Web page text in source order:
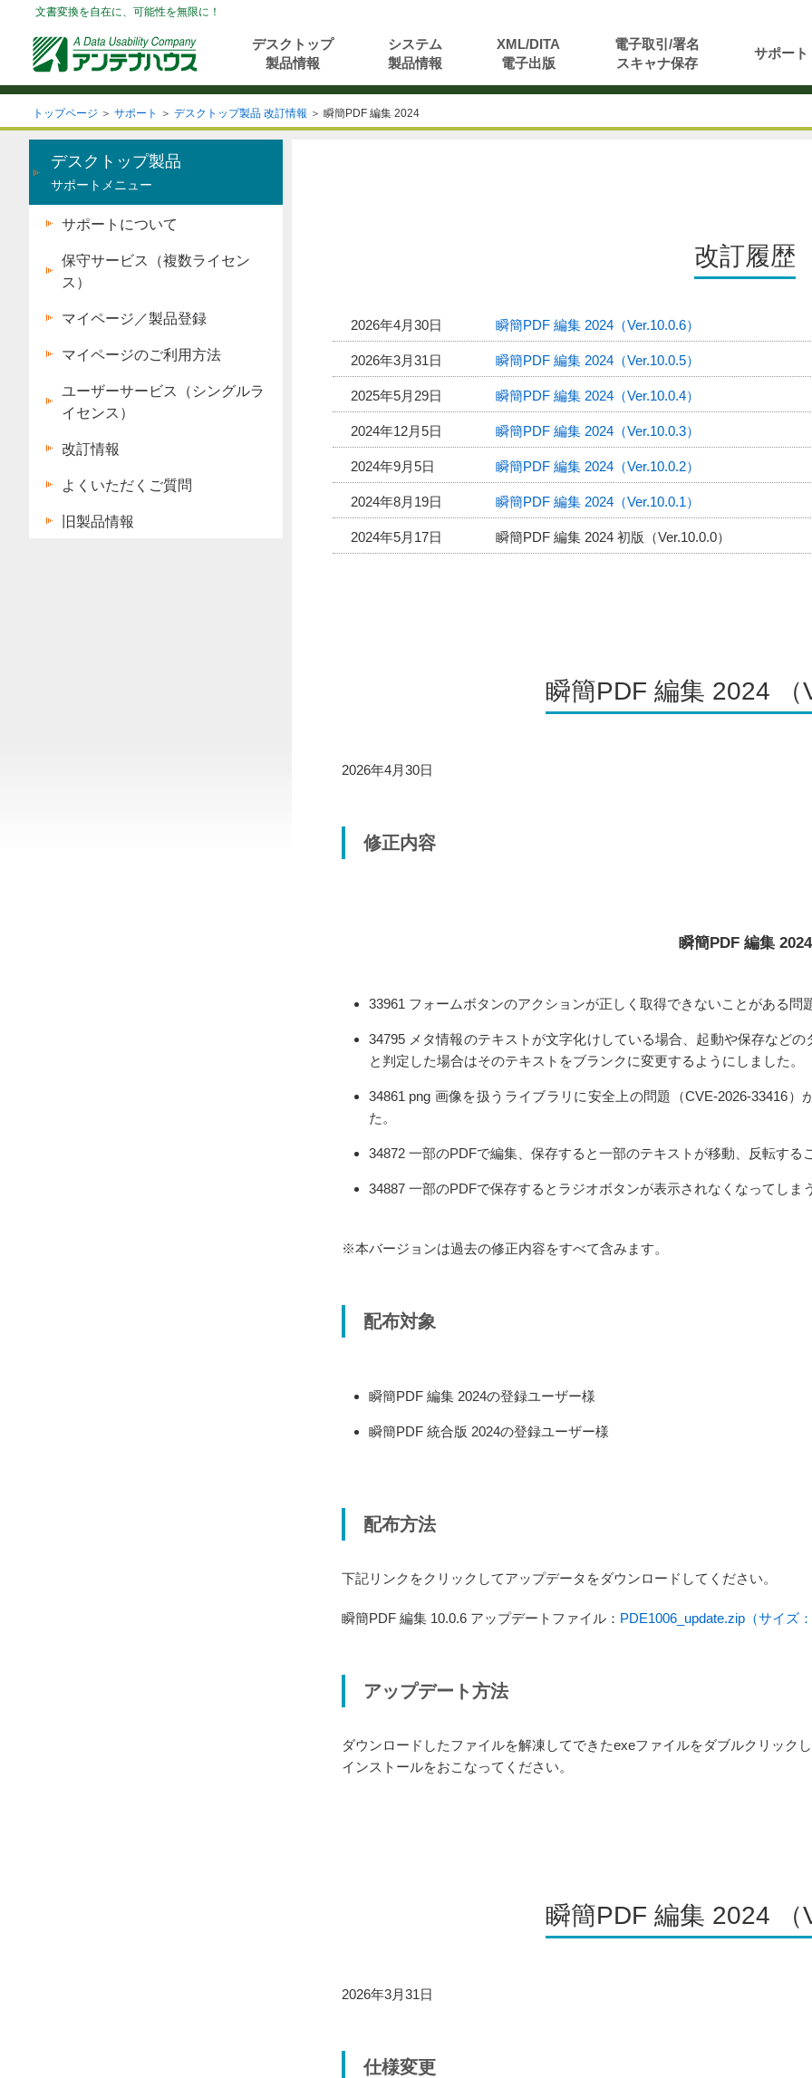
文書変換を自在に、可能性を無限に！
デスクトップ
製品情報
システム
製品情報
XML/DITA
電子出版
電子取引/署名
スキャナ保存
サポート
トップページ ＞ サポート ＞ デスクトップ製品 改訂情報 ＞ 瞬簡PDF 編集 2024
デスクトップ製品
サポートメニュー
サポートについて
保守サービス（複数ライセン
ス）
マイページ／製品登録
マイページのご利用方法
ユーザーサービス（シングルラ
イセンス）
改訂情報
よくいただくご質問
旧製品情報
改訂履歴
2026年4月30日 瞬簡PDF 編集 2024（Ver.10.0.6）
2026年3月31日 瞬簡PDF 編集 2024（Ver.10.0.5）
2025年5月29日 瞬簡PDF 編集 2024（Ver.10.0.4）
2024年12月5日 瞬簡PDF 編集 2024（Ver.10.0.3）
2024年9月5日 瞬簡PDF 編集 2024（Ver.10.0.2）
2024年8月19日 瞬簡PDF 編集 2024（Ver.10.0.1）
2024年5月17日 瞬簡PDF 編集 2024 初版（Ver.10.0.0）
瞬簡PDF 編集 2024 （
2026年4月30日
修正内容
瞬簡PDF 編集 2024
33961 フォームボタンのアクションが正しく取得できないことがある問
34795 メタ情報のテキストが文字化けしている場合、起動や保存など
と判定した場合はそのテキストをブランクに変更するようにしました。
34861 png 画像を扱うライブラリに安全上の問題（CVE-2026-33416
た。
34872 一部のPDFで編集、保存すると一部のテキストが移動、反転する
34887 一部のPDFで保存するとラジオボタンが表示されなくなってしま
※本バージョンは過去の修正内容をすべて含みます。
配布対象
瞬簡PDF 編集 2024の登録ユーザー様
瞬簡PDF 統合版 2024の登録ユーザー様
配布方法
下記リンクをクリックしてアップデータをダウンロードしてください。
瞬簡PDF 編集 10.0.6 アップデートファイル： PDE1006_update.zip（サイズ：
アップデート方法
ダウンロードしたファイルを解凍してできたexeファイルをダブルクリック
インストールをおこなってください。
瞬簡PDF 編集 2024 （
2026年3月31日
仕様変更